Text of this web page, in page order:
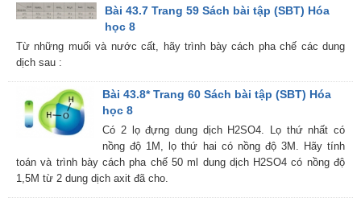
Bài 43.7 Trang 59 Sách bài tập (SBT) Hóa
học 8
Từ những muối và nước cất, hãy trình bày cách pha chế các dung
dịch sau :
Bài 43.8* Trang 60 Sách bài tập (SBT) Hóa
học 8
Có 2 lọ đựng dung dịch H2SO4. Lọ thứ nhất có
nồng độ 1M, lọ thứ hai có nồng độ 3M. Hãy tính
toán và trình bày cách pha chế 50 ml dung dịch H2SO4 có nồng độ
1,5M từ 2 dung dịch axit đã cho.